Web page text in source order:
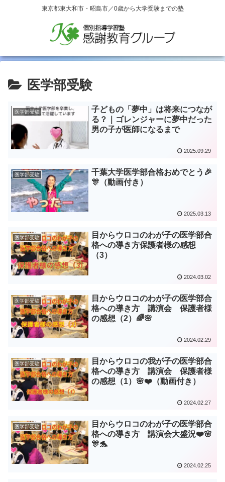
東京都東大和市・昭島市／0歳から大学受験までの塾
医学部受験
医学部受験
子どもの「夢中」は将来につなが
る？｜ゴレンジャーに夢中だった
男の子が医師になるまで
2025.09.29
医学部受験
千葉大学医学部合格おめでとう🎉
🎊（動画付き）
2025.03.13
医学部受験
目からウロコのわが子の医学部合
格への導き方保護者様の感想
（3）
2024.03.02
医学部受験
目からウロコのわが子の医学部合
格への導き方 講演会 保護者様
の感想（2）🌈🌸
2024.02.29
医学部受験
目からウロコの我が子の医学部合
格への導き方 講演会 保護者様
の感想（1）🌸❤️（動画付き）
2024.02.27
医学部受験
目からウロコのわが子の医学部合
格への導き方 講演会大盛況❤️🌸
🎊🐬
2024.02.25